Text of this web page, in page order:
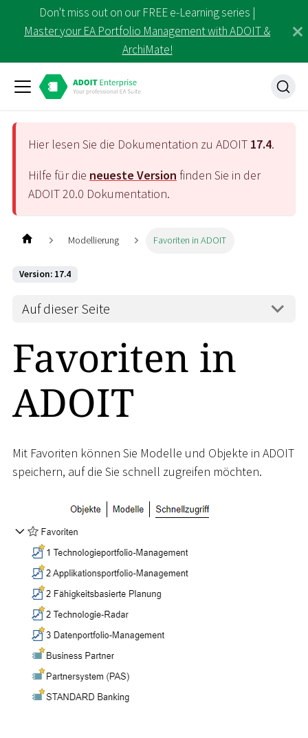
Don't miss out on our FREE e-Learning series |
Master your EA Portfolio Management with ADOIT &
ArchiMate!
Hier lesen Sie die Dokumentation zu ADOIT 17.4.
Hilfe für die neueste Version finden Sie in der
ADOIT20.0 Dokumentation.
Modellierung Favoriten in ADOIT
Version: 17.4
Auf dieser Seite
Favoriten in
ADOIT
Mit Favoriten können Sie Modelle und Objekte in ADOIT
speichern, auf die Sie schnell zugreifen möchten.